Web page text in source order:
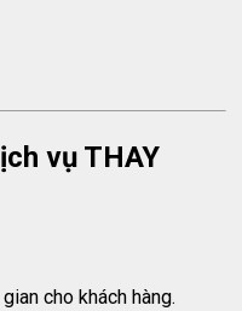
vụ THAY
cho khách hàng.